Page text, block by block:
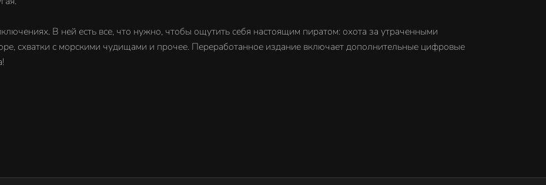
В ней есть все, что нужно, чтобы ощутить себя настоящим пиратом: охота за утраченными
схватки с морскими чудищами и прочее. Переработанное издание включает дополнительные цифровые